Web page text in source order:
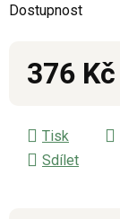
Dostupnost
376 Kč
Tisk
Sdílet